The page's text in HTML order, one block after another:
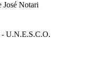
José Notari
- U.N.E.S.C.O.